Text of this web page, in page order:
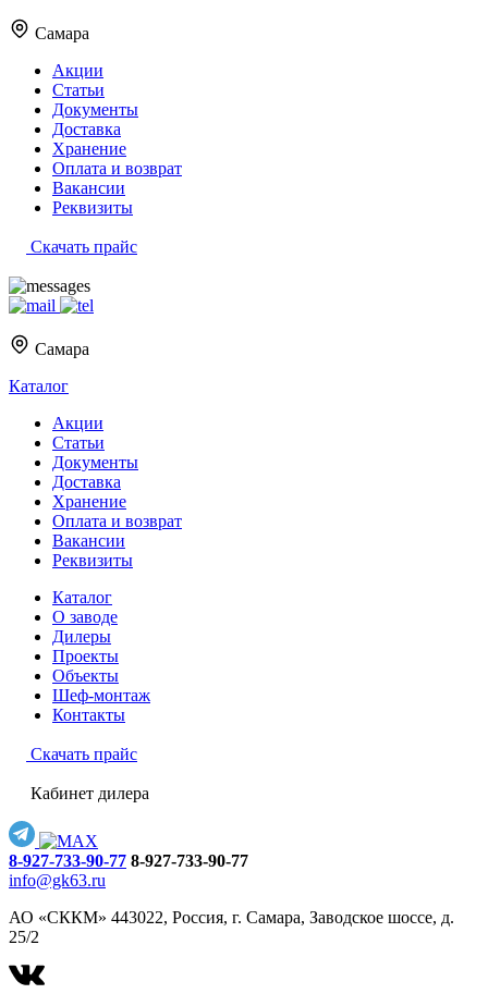
Самара
Акции
Статьи
Документы
Доставка
Хранение
Оплата и возврат
Вакансии
Реквизиты
Скачать прайс
Самара
Каталог
Акции
Статьи
Документы
Доставка
Хранение
Оплата и возврат
Вакансии
Реквизиты
Каталог
О заводе
Дилеры
Проекты
Объекты
Шеф-монтаж
Контакты
Скачать прайс
Кабинет дилера
8-927-733-90-77 8-927-733-90-77
info@gk63.ru
АО «СККМ» 443022, Россия, г. Самара, Заводское шоссе, д.
25/2